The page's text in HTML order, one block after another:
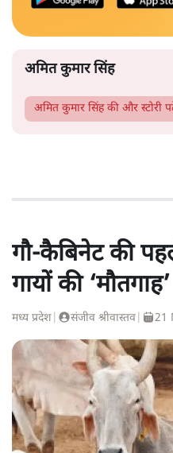
अमित कुमार सिंह
अमित कुमार सिंहकी और स्टोरी
गौ-कैबिनेट की
गायों की ‘मौतगाह’
मध्य प्रदेश संजीव श्रीवास्तव 21